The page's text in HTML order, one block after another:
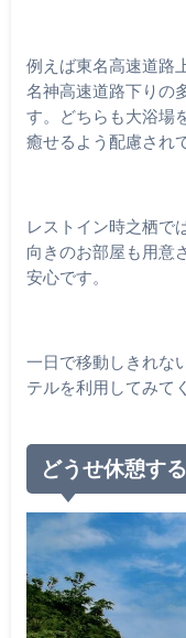
例えば東名高速道路
名神高速道路下りの
す。どちらも大浴場
癒せるよう配慮され
レストイン時之栖で
向きのお部屋も用意
安心です。
一日で移動しきれな
テルを利用してみて
どうせ休憩す